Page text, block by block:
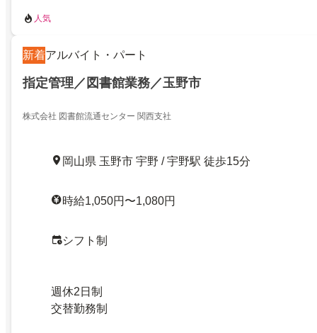
人気
新着アルバイト・パート
指定管理／図書館業務／玉野市
株式会社 図書館流通センター 関西支社
岡山県 玉野市 宇野 / 宇野駅 徒歩15分
時給1,050円〜1,080円
シフト制
週休2日制
交替勤務制